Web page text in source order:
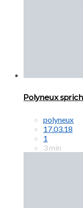
Polyneux
polyneux
17.03.18
1
3 min